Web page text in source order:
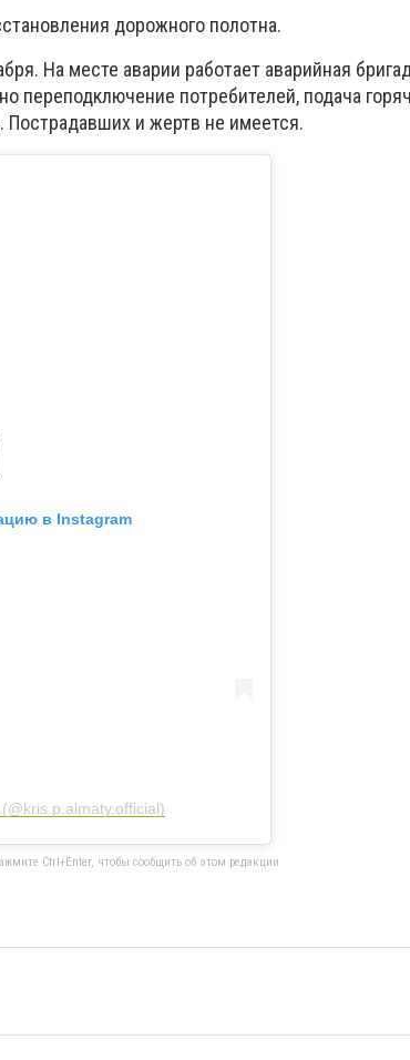
дорожного полотна.
На месте аварии работает аварийная
переподключение потребителей, подача
Пострадавших и жертв не имеется.
в Instagram
Ctrl+Enter, чтобы сообщить об этом редакции